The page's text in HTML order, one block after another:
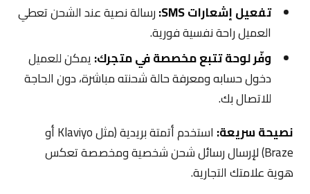
تفعيل إشعارات SMS:
رسالة نصية عند الشحن تعطي
العميل راحة نفسية فورية.
وفّر لوحة تتبع مخصصة في متجرك:يمكن للعميل
دخول حسابه ومعرفة حالة شحنته مباشرة، دون الحاجة
للاتصال بك.
نصيحة سريعة:
استخدم أتمتة بريدية (مثل Klaviyo أو
Braze) لإرسال رسائل شحن شخصية ومخصصة تعكس
هوية علامتك التجارية.